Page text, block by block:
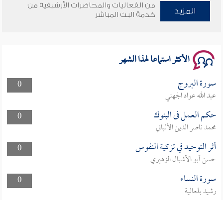
سلسلة محاضرات نفحات رمضانية 1444هـ
المزيد
من الفعاليات والمحاضرات الأرشيفية من
خدمة البث المباشر
الأكثر استماعا لهذا الشهر
0 سورة البروج
عبد الله عواد الجهني
0
حكم العمل فى البنوك
محمد ناصر الدين الألباني
0
أثر التوحيد في تزكية النفوس
حسن أبو الأشبال الزهيري
0
سورة النساء
رشيد بلعالية